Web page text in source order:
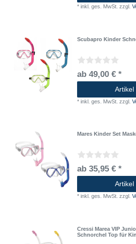
*inkl. ges. MwSt. zzgl.
Scubapro Kinder
ab 49,00 € *
Artikel
*inkl. ges. MwSt. zzgl.
Mares Kinder Set
ab 35,95 € *
Artikel
*inkl. ges. MwSt. zzgl.
Cressi Marea VIP
Schnorchel Top für